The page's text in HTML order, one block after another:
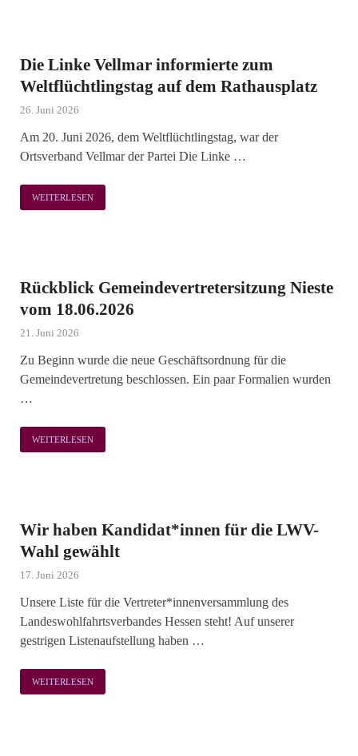
Die Linke Vellmar informierte zum
Weltflüchtlingstag auf dem Rathausplatz
26. Juni 2026
Am 20. Juni 2026, dem Weltflüchtlingstag, war der
Ortsverband Vellmar der Partei Die Linke …
WEITERLESEN
Rückblick Gemeindevertretersitzung Nieste
vom 18.06.2026
21. Juni 2026
Zu Beginn wurde die neue Geschäftsordnung für die
Gemeindevertretung beschlossen. Ein paar Formalien wurden
…
WEITERLESEN
Wir haben Kandidat*innen für die LWV-
Wahl gewählt
17. Juni 2026
Unsere Liste für die Vertreter*innenversammlung des
Landeswohlfahrtsverbandes Hessen steht! Auf unserer
gestrigen Listenaufstellung haben …
WEITERLESEN